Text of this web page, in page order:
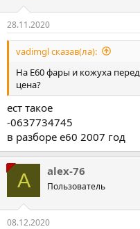
28.11.2020
vadimgl сказав(ла):
На Е60 фары и кожуха
цена?
ест такое
-0637734745
в разборе е60 2007 год
A alex-76
Пользователь
08.12.2020